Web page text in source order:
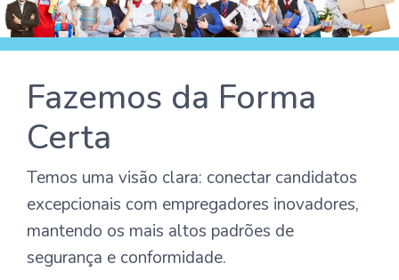
Fazemos da Forma
Certa
Temos uma visão clara: conectar candidatos
excepcionais com empregadores inovadores,
mantendo os mais altos padrões de
segurança e conformidade.